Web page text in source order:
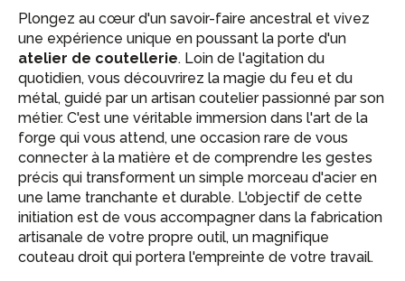
Plongez au cœur d'un savoir-faire ancestral et vivez
une expérience unique en poussant la porte d'un
atelier de coutellerie. Loin de l'agitation du
quotidien, vous découvrirez la magie du feu et du
métal, guidé par un artisan coutelier passionné par son
métier. C'est une véritable immersion dans l'art de la
forge qui vous attend, une occasion rare de vous
connecter à la matière et de comprendre les gestes
précis qui transforment un simple morceau d'acier en
une lame tranchante et durable. L'objectif de cette
initiation est de vous accompagner dans la fabrication
artisanale de votre propre outil, un magnifique
couteau droit qui portera l'empreinte de votre travail.